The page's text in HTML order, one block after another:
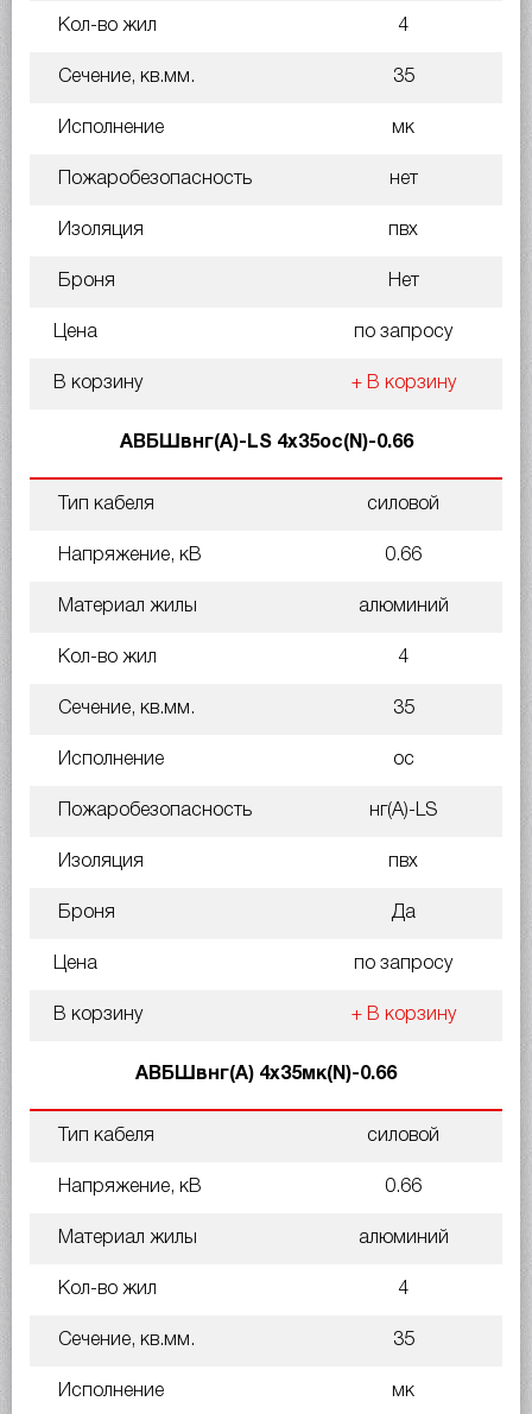
Кол-во жил 4
Сечение, кв.мм. 35
Исполнение мк
Пожаробезопасность нет
Изоляция пвх
Броня Нет
Цена по запросу
В корзину + В корзину
АВБШвнг(A)-LS 4х35ос(N)-0.66
Тип кабеля силовой
Напряжение, кВ 0.66
Материал жилы алюминий
Кол-во жил 4
Сечение, кв.мм. 35
Исполнение ос
Пожаробезопасность нг(A)-LS
Изоляция пвх
Броня Да
Цена по запросу
В корзину + В корзину
АВБШвнг(А) 4х35мк(N)-0.66
Тип кабеля силовой
Напряжение, кВ 0.66
Материал жилы алюминий
Кол-во жил 4
Сечение, кв.мм. 35
Исполнение мк